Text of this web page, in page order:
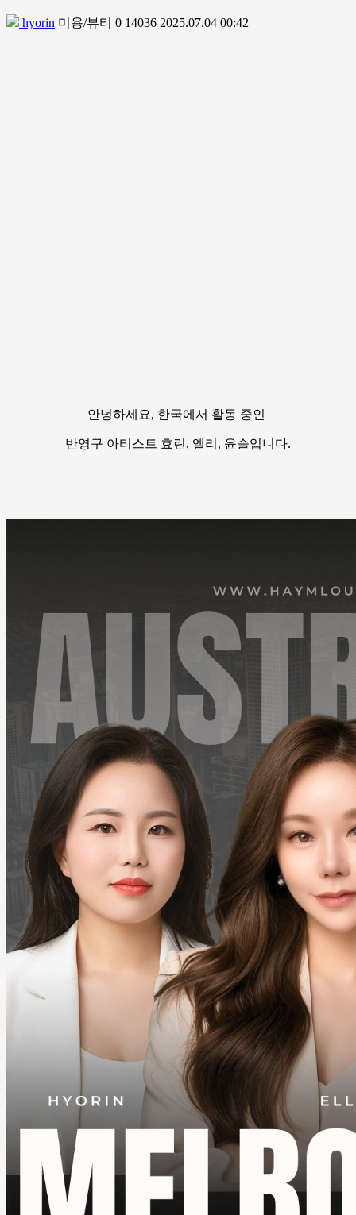
hyorin 미용/뷰티 0 14036 2025.07.04 00:42
안녕하세요, 한국에서 활동 중인
반영구 아티스트 효린, 엘리, 윤슬입니다.